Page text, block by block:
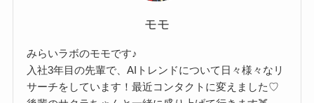
モモ
みらいラボのモモです♪
入社3年目の先輩で、AIトレンドについて日々様々なリ
サーチをしています！最近コンタクトに変えました♡